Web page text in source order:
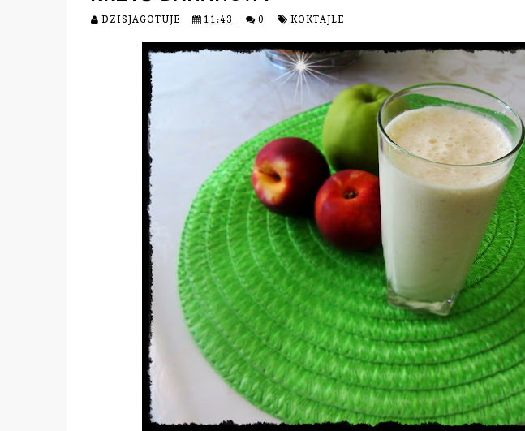
DZISJAGOTUJE 11:43 0 KOKTAJLE